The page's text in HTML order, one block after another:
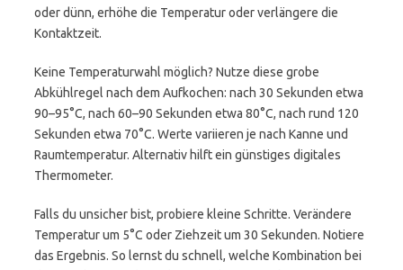
oder dünn, erhöhe die Temperatur oder verlängere die
Kontaktzeit.
Keine Temperaturwahl möglich? Nutze diese grobe
Abkühlregel nach dem Aufkochen: nach 30 Sekunden etwa
90–95°C, nach 60–90 Sekunden etwa 80°C, nach rund 120
Sekunden etwa 70°C. Werte variieren je nach Kanne und
Raumtemperatur. Alternativ hilft ein günstiges digitales
Thermometer.
Falls du unsicher bist, probiere kleine Schritte. Verändere
Temperatur um 5°C oder Ziehzeit um 30 Sekunden. Notiere
das Ergebnis. So lernst du schnell, welche Kombination bei